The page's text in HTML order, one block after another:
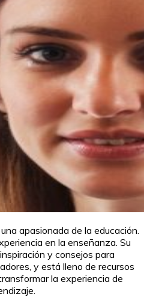
apasionada de la educación.
en la enseñanza. Su
y consejos para
y está lleno de recursos
la experiencia de